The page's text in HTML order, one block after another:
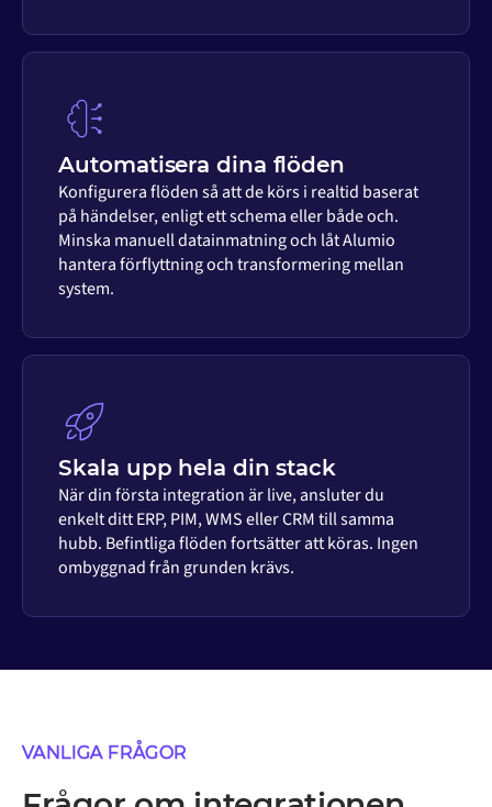
Automatisera dina flöden
Konfigurera flöden så att de körs i realtid baserat
på händelser, enligt ett schema eller både och.
Minska manuell datainmatning och låt Alumio
hantera förflyttning och transformering mellan
system.
Skala upp hela din stack
När din första integration är live, ansluter du
enkelt ditt ERP, PIM, WMS eller CRM till samma
hubb. Befintliga flöden fortsätter att köras. Ingen
ombyggnad från grunden krävs.
VANLIGA FRÅGOR